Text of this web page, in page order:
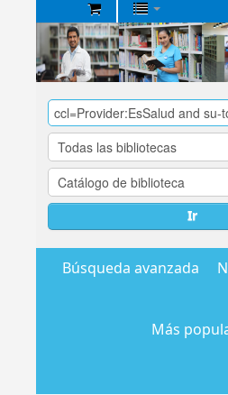
Biblioteca
Central
EsSalud
Ir
Búsqueda avanzada
Más